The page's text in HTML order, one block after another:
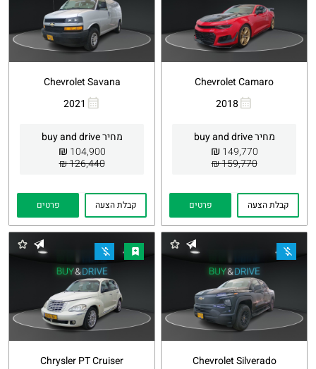
Chevrolet Camaro
2018
מחיר buy and drive
149,770
₪
159,770 ₪
Whatsapp
קבלת הצעה פרטים
Chevrolet Savana
2021
מחיר buy and drive
104,900
₪
126,440 ₪
Whatsapp
קבלת הצעה פרטים
Chevrolet Silverado
Chrysler PT Cruiser